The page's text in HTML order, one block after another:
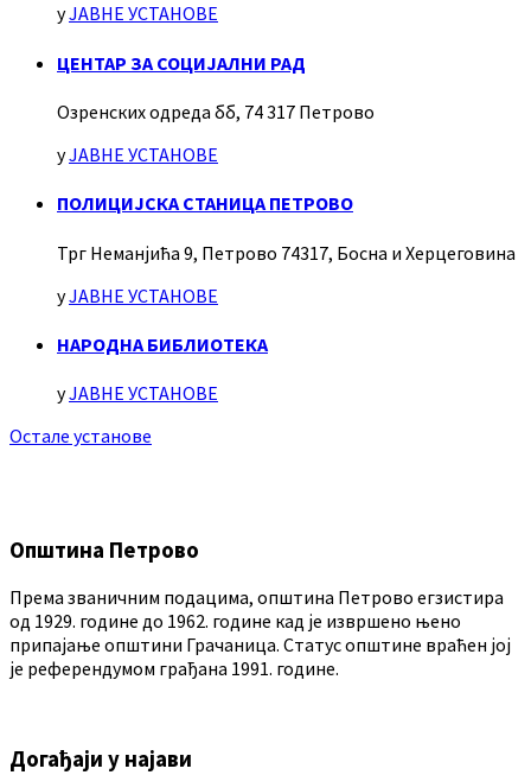
уЈАВНЕ УСТАНОВЕ
ЦЕНТАР ЗА СОЦИЈАЛНИ РАД
Озренских одреда бб, 74 317 Петрово
уЈАВНЕ УСТАНОВЕ
ПОЛИЦИЈСКА СТАНИЦА ПЕТРОВО
Трг Неманјића 9, Петрово 74317, Босна и Херцеговина
уЈАВНЕ УСТАНОВЕ
НАРОДНА БИБЛИОТЕКА
уЈАВНЕ УСТАНОВЕ
Остале установе
Општина Петрово
Према званичним подацима, општина Петрово егзистира
од 1929. године до 1962. године кад је извршено њено
припајање општини Грачаница. Статус општине враћен јој
је референдумом грађана 1991. године.
Догађаји у најави